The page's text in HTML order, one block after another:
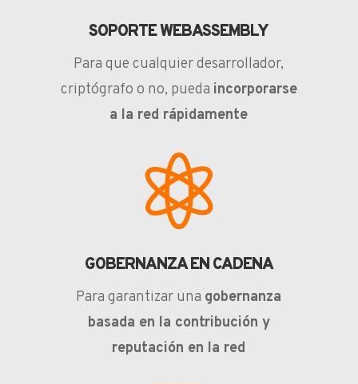
SOPORTE WEBASSEMBLY
Para que cualquier desarrollador,
criptógrafo o no, pueda incorporarse
a la red rápidamente

GOBERNANZA EN CADENA
Para garantizar una gobernanza
basada en la contribución y
reputación en la red